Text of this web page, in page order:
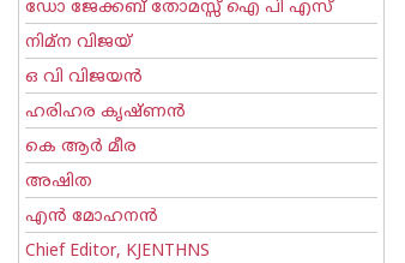
ഡോ ജേക്കബ് തോമസ്സ് ഐ പി എസ്
നിമ്ന വിജയ്
ഒ വി വിജയന്‍
ഹരിഹര കൃഷ്ണൻ
കെ ആര്‍ മീര
അഷിത
എന്‍ മോഹനന്‍
Chief Editor, KJENTHNS